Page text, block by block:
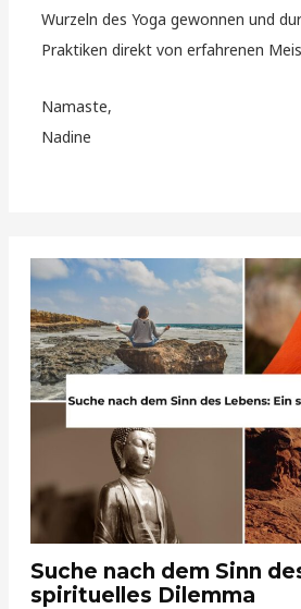
Wurzeln des Yoga gewonnen und
Praktiken direkt von erfahrenen
Namaste,
Nadine
Suche nach dem Sinn
spirituelles Dilemma